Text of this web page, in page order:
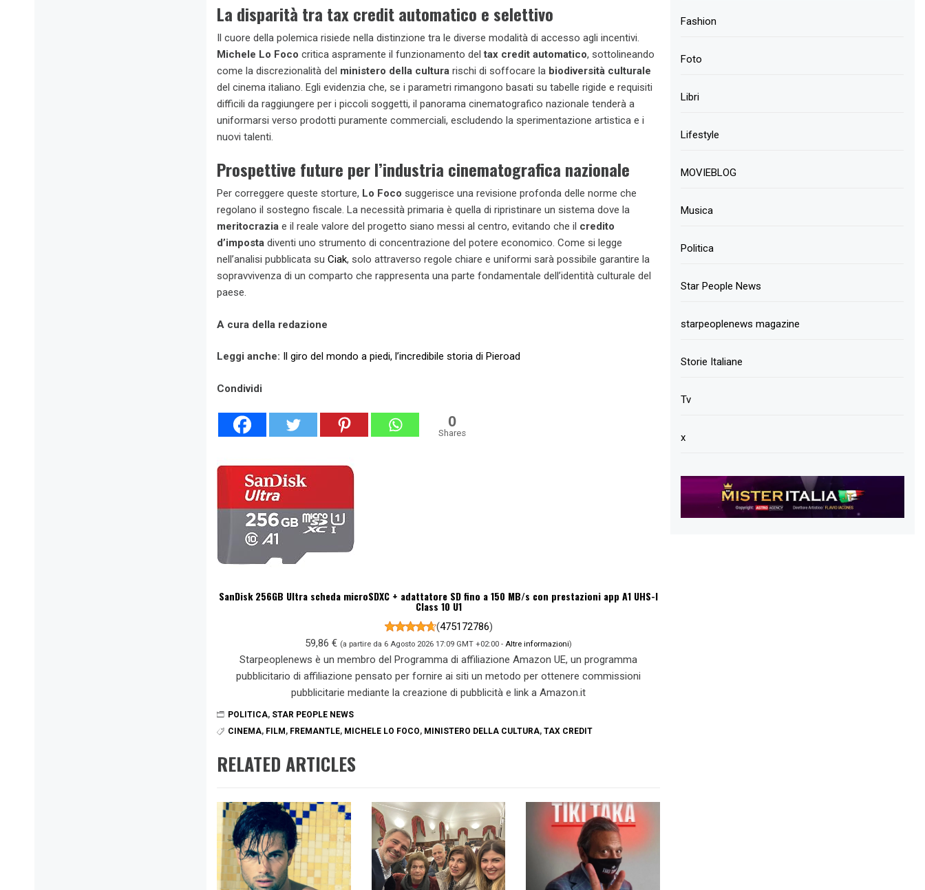
La disparità tra tax credit automatico e selettivo
Il cuore della polemica risiede nella distinzione tra le diverse modalità di accesso agli incentivi.
Michele Lo Foco critica aspramente il funzionamento deltax credit automatico, sottolineando
come la discrezionalità del ministero della cultura rischi di soffocare la biodiversità culturale
del cinema italiano. Egli evidenzia che, se i parametri rimangono basati su tabelle rigide e requisiti
difficili da raggiungere per i piccoli soggetti, il panorama cinematografico nazionale tenderà a
uniformarsi verso prodotti puramente commerciali, escludendo la sperimentazione artistica e i
nuovi talenti.
Prospettive future per l’industria cinematografica nazionale
Per correggere queste storture, Lo Foco suggerisce una revisione profonda delle norme che
regolano il sostegno fiscale. La necessità primaria è quella di ripristinare un sistema dove la
meritocrazia e il reale valore del progetto siano messi al centro, evitando che il credito
d’imposta diventi uno strumento di concentrazione del potere economico. Come si legge
nell’analisi pubblicata su Ciak, solo attraverso regole chiare e uniformi sarà possibile garantire la
sopravvivenza di un comparto che rappresenta una parte fondamentale dell’identità culturale del
paese.
A cura della redazione
Leggi anche: Il giro del mondo a piedi, l’incredibile storia di Pieroad
Condividi
0
Shares
SanDisk 256GB Ultra scheda microSDXC + adattatore SD fino a 150 MB/s con prestazioni app A1 UHS-I
Class 10 U1
(475172786)
59,86 € (a partire da 6 Agosto 2026 17:09 GMT +02:00 - Altre informazioni)
Starpeoplenews è un membro del Programma di affiliazione Amazon UE, un programma
pubblicitario di affiliazione pensato per fornire ai siti un metodo per ottenere commissioni
pubblicitarie mediante la creazione di pubblicità e link a Amazon.it
POLITICA, STAR PEOPLE NEWS
CINEMA, FILM , FREMANTLE, MICHELE LO FOCO, MINISTERO DELLA CULTURA, TAX CREDIT
RELATED ARTICLES
Fashion
Foto
Libri
Lifestyle
MOVIEBLOG
Musica
Politica
Star People News
starpeoplenews magazine
Storie Italiane
Tv
x